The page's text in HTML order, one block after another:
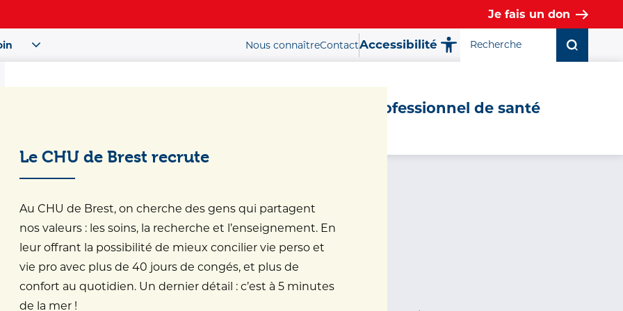
Le CHU de Brest recrute
Au CHU de Brest, on cherche des gens qui partagent
nos valeurs : les soins, la recherche et l’enseignement. En
leur offrant la possibilité de mieux concilier vie perso et
vie pro avec plus de 40 jours de congés, et plus de
confort au quotidien. Un dernier détail : c’est à 5 minutes
de la mer !
Je fais un don
Nous connaîtreContactAccessibilité
Professionnel de santé
de Santé